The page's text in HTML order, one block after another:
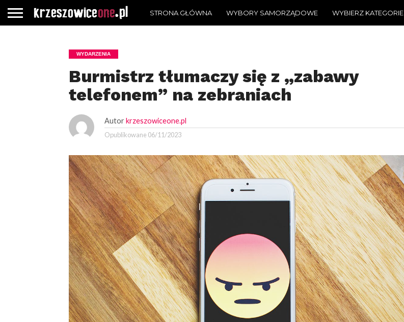
STRONA GŁÓWNA WYBORY SAMORZĄDOWE WYBIERZ KATEGORIE
WYDARZENIA
Burmistrz tłumaczy się z „zabawy
telefonem” na zebraniach
Autor krzeszowiceone.pl
Opublikowane 06/11/2023